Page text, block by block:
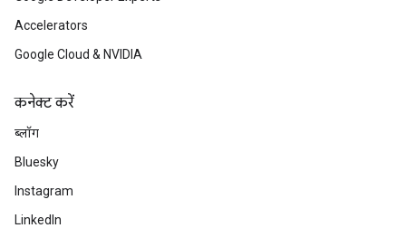
Accelerators
Google Cloud & NVIDIA
कनेक्ट करें
ब्लॉग
Bluesky
Instagram
LinkedIn